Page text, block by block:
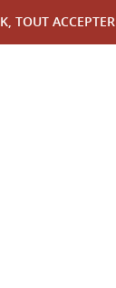
TOUT ACCEPTER